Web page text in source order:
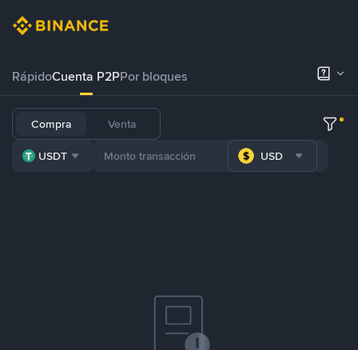
RápidoCuenta P2PPor bloques
Compra Venta
USDT USD